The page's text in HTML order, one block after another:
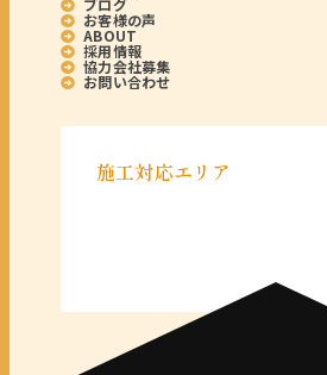
お客様の声
ABOUT
採用情報
協力会社募集
お問い合わせ
施工対応エリア